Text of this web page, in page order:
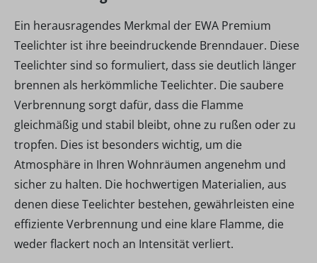
Ein herausragendes Merkmal der EWA Premium
Teelichter ist ihre beeindruckende Brenndauer. Diese
Teelichter sind so formuliert, dass sie deutlich länger
brennen als herkömmliche Teelichter. Die saubere
Verbrennung sorgt dafür, dass die Flamme
gleichmäßig und stabil bleibt, ohne zu rußen oder zu
tropfen. Dies ist besonders wichtig, um die
Atmosphäre in Ihren Wohnräumen angenehm und
sicher zu halten. Die hochwertigen Materialien, aus
denen diese Teelichter bestehen, gewährleisten eine
effiziente Verbrennung und eine klare Flamme, die
weder flackert noch an Intensität verliert.